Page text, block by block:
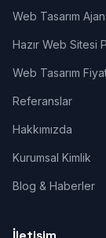
Web Tasarım
Hazır Web Sitesi
Web Tasarım
Referanslar
Hakkımızda
Kurumsal Kimlik
Blog & Haberler